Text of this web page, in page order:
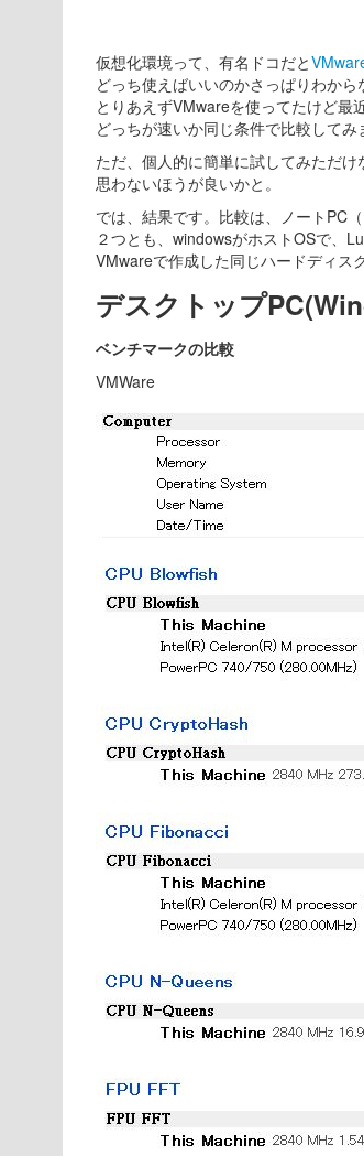
仮想化環境って、有名ドコだと
どっち使えばいいのかさっぱりわから
とりあえずVMwareを使ってたけど最
どっちが速いか同じ条件で比較してみ
ただ、個人的に簡単に試してみただ
思わないほうが良いかと。
では、結果です。比較は、ノートPC
２つとも、windowsがホストOSで、
VMwareで作成した同じハードディス
デスクトップ
ベンチマークの比較
VMWare